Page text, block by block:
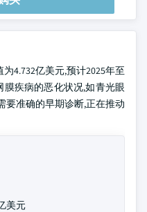
4.732亿美元,预计2025年至
膜疾病的恶化状况,如青光眼
要准确的早期诊断,正在推动
美元